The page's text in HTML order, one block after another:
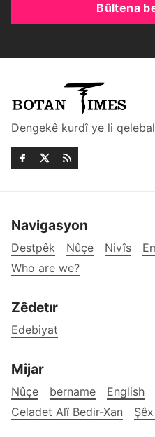
Bûltena
Dengekê kurdî ye li
Navigasyon
Destpêk Nûçe Nivîs
Who are we?
Zêdetır
Edebiyat
Mijar
Nûçe bername English
Celadet Alî Bedir-Xan